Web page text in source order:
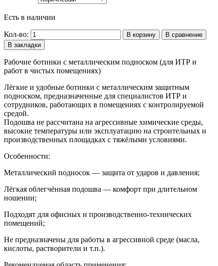
Есть в наличии
Кол-во: В корзину
В сравнение
В закладки
Рабочие ботинки с металлическим подноском (для ИТР и
работ в чистых помещениях)
Лёгкие и удобные ботинки с металлическим защитным
подноском, предназначенные для специалистов ИТР и
сотрудников, работающих в помещениях с контролируемой
средой.
Подошва не рассчитана на агрессивные химические среды,
высокие температуры или эксплуатацию на строительных и
производственных площадках с тяжёлыми условиями.
Особенности:
Металлический подносок — защита от ударов и давления;
Лёгкая облегчённая подошва — комфорт при длительном
ношении;
Подходят для офисных и производственно-технических
помещений;
Не предназначены для работы в агрессивной среде (масла,
кислоты, растворители и т.п.).